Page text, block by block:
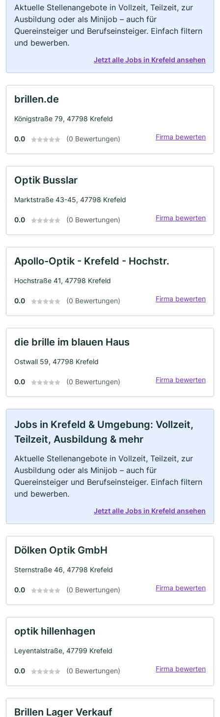
Aktuelle Stellenangebote in Vollzeit, Teilzeit, zur
Ausbildung oder als Minijob – auch für
Quereinsteiger und Berufseinsteiger. Einfach filtern
und bewerben.
Jetzt alle Jobs in Krefeld ansehen
brillen.de
Königstraße 79, 47798 Krefeld
0.0 (0 Bewertungen) Firma bewerten
Optik Busslar
Marktstraße 43-45, 47798 Krefeld
0.0 (0 Bewertungen) Firma bewerten
Apollo-Optik - Krefeld - Hochstr.
Hochstraße 41, 47798 Krefeld
0.0 (0 Bewertungen) Firma bewerten
die brille im blauen Haus
Ostwall 59, 47798 Krefeld
0.0 (0 Bewertungen) Firma bewerten
Jobs in Krefeld & Umgebung: Vollzeit,
Teilzeit, Ausbildung & mehr
Aktuelle Stellenangebote in Vollzeit, Teilzeit, zur
Ausbildung oder als Minijob – auch für
Quereinsteiger und Berufseinsteiger. Einfach filtern
und bewerben.
Jetzt alle Jobs in Krefeld ansehen
Dölken Optik GmbH
Sternstraße 46, 47798 Krefeld
0.0 (0 Bewertungen) Firma bewerten
optik hillenhagen
Leyentalstraße, 47799 Krefeld
0.0 (0 Bewertungen) Firma bewerten
Brillen Lager Verkauf